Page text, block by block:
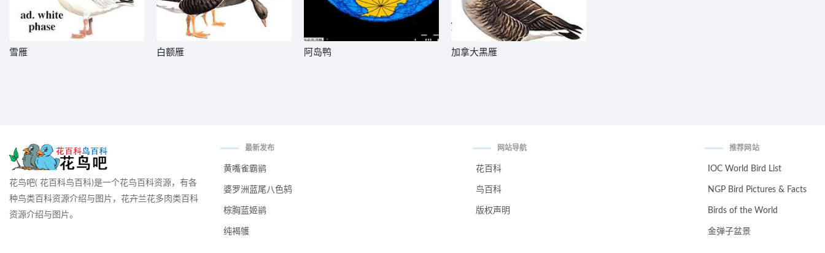
雪雁 白额雁 阿岛鸭 加拿大黑雁
花鸟吧( 花百科鸟百科)是一个花鸟百科资源，有各
种鸟类百科资源介绍与图片，花卉兰花多肉类百科
资源介绍与图片。
最新发布
黄嘴雀霸鹟
婆罗洲蓝尾八色鸫
棕胸蓝姬鹟
纯褐鹱
网站导航
花百科
鸟百科
版权声明
推荐网站
IOC World Bird List
NGP Bird Pictures & Facts
Birds of the World
金弹子盆景